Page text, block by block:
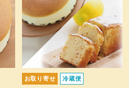
お取り寄せ 冷蔵便